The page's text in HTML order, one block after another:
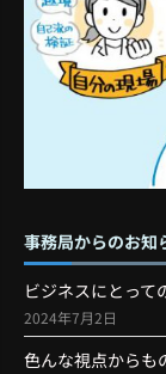
事務局からのお知
ビジネスにとって
2024年7月2日
色んな視点からも